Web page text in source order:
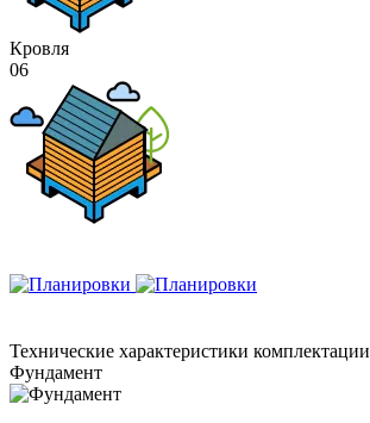
Кровля
06
Технические характеристики комплектации
Фундамент